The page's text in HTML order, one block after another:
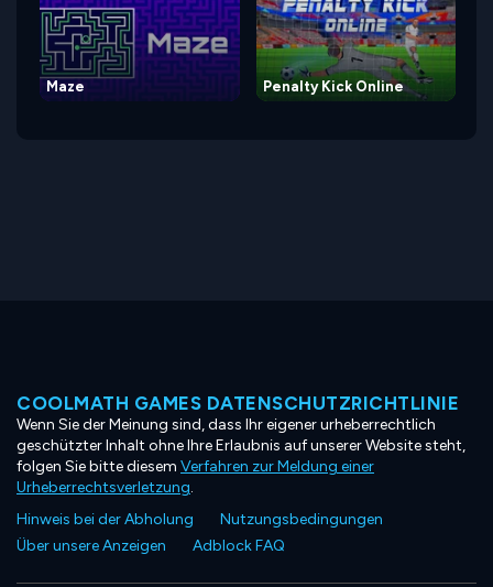
Maze Penalty Kick Online
COOLMATH GAMES DATENSCHUTZRICHTLINIE
Wenn Sie der Meinung sind, dass Ihr eigener urheberrechtlich
geschützter Inhalt ohne Ihre Erlaubnis auf unserer Website steht,
folgen Sie bitte diesem Verfahren zur Meldung einer
Urheberrechtsverletzung.
Hinweis bei der Abholung
Nutzungsbedingungen
Über unsere Anzeigen
Adblock FAQ